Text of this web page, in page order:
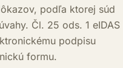
podľa ktorej súd
Čl. 25 ods. 1 eIDAS
podpisu
formu.